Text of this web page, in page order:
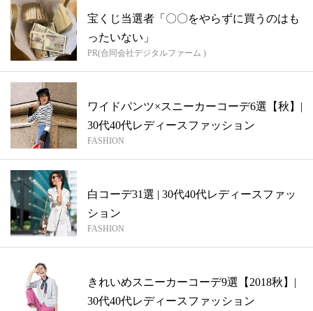
宝くじ当選者「〇〇をやらずに買うのはも
ったいない」
PR(合同会社デジタルファーム )
ワイドパンツ×スニーカーコーデ6選【秋】|
30代40代レディースファッション
FASHION
白コーデ31選 | 30代40代レディースファッ
ション
FASHION
きれいめスニーカーコーデ9選【2018秋】|
30代40代レディースファッション